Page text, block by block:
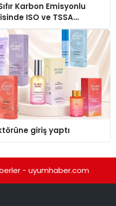
Karbon Emisyonlu
ISO ve TSSA
giriş yaptı
- uyumhaber.com